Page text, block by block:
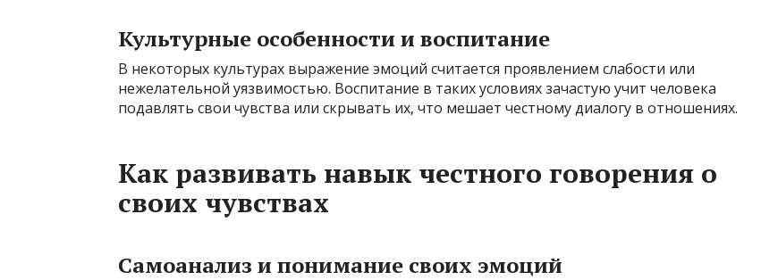
Культурные особенности и воспитание
В некоторых культурах выражение эмоций считается проявлением слабости или
нежелательной уязвимостью. Воспитание в таких условиях зачастую учит человека
подавлять свои чувства или скрывать их, что мешает честному диалогу в отношениях.
Как развивать навык честного говорения о
своих чувствах
Самоанализ и понимание своих эмоций